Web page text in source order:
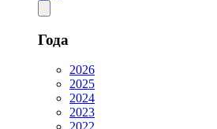
Года
2026
2025
2024
2023